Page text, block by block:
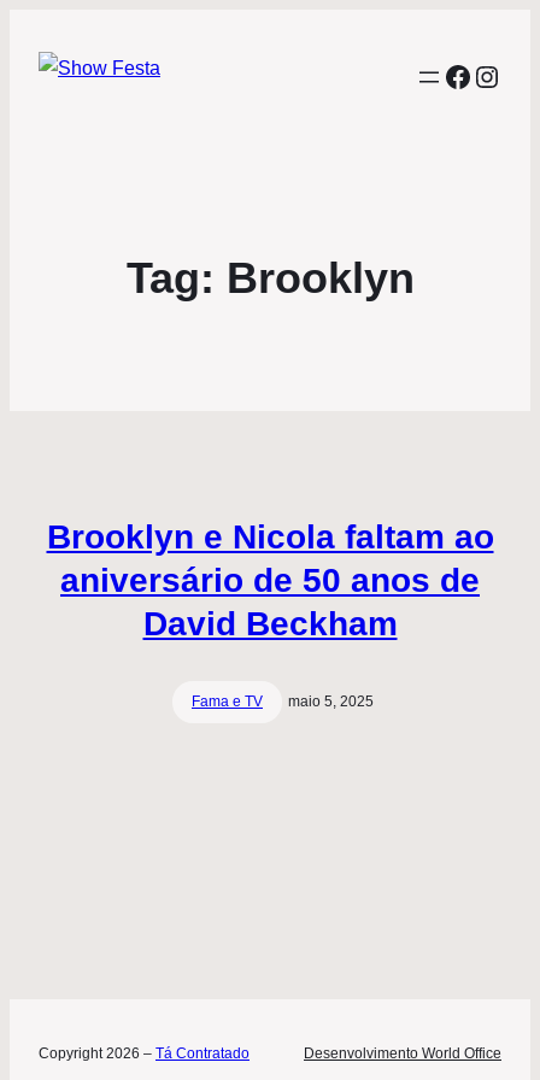
Tag: Brooklyn
Brooklyn e Nicola faltam ao
aniversário de 50 anos de
David Beckham
Fama e TV maio 5, 2025
Copyright 2026 – Tá Contratado Desenvolvimento World Office